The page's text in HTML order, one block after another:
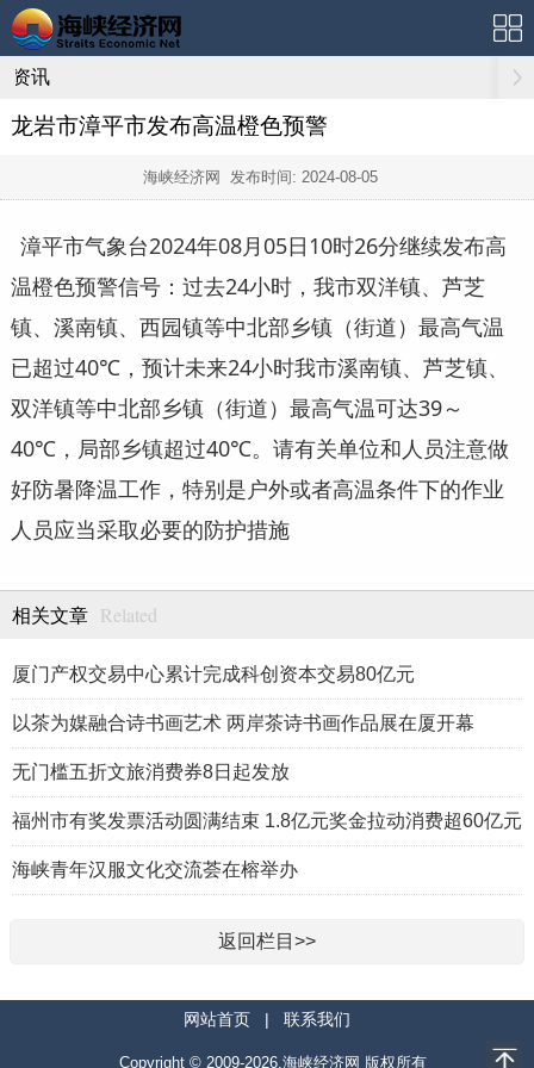
资讯
龙岩市漳平市发布高温橙色预警
海峡经济网 发布时间: 2024-08-05
漳平市气象台2024年08月05日10时26分继续发布高
温橙色预警信号：过去24小时，我市双洋镇、芦芝
镇、溪南镇、西园镇等中北部乡镇（街道）最高气温
已超过40℃，预计未来24小时我市溪南镇、芦芝镇、
双洋镇等中北部乡镇（街道）最高气温可达39～
40℃，局部乡镇超过40℃。请有关单位和人员注意做
好防暑降温工作，特别是户外或者高温条件下的作业
人员应当采取必要的防护措施
相关文章 Related
厦门产权交易中心累计完成科创资本交易80亿元
以茶为媒融合诗书画艺术 两岸茶诗书画作品展在厦开幕
无门槛五折文旅消费券8日起发放
福州市有奖发票活动圆满结束 1.8亿元奖金拉动消费超60亿元
海峡青年汉服文化交流荟在榕举办
返回栏目>>
网站首页 | 联系我们
Copyright © 2009-2026.海峡经济网 版权所有